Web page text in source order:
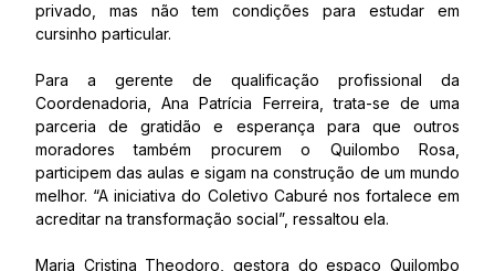
privado, mas não tem condições para estudar em
cursinho particular.
Para a gerente de qualificação profissional da
Coordenadoria, Ana Patrícia Ferreira, trata-se de uma
parceria de gratidão e esperança para que outros
moradores também procurem o Quilombo Rosa,
participem das aulas e sigam na construção de um mundo
melhor. “A iniciativa do Coletivo Caburé nos fortalece em
acreditar na transformação social”, ressaltou ela.
Maria Cristina Theodoro, gestora do espaço Quilombo